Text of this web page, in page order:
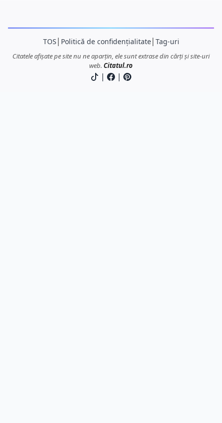
TOS Politică de confidențialitate│ Tag-uri
Citatele afișate pe site nu ne aparțin, ele sunt extrase din cărți și site-uri
web. Citatul.ro
| |